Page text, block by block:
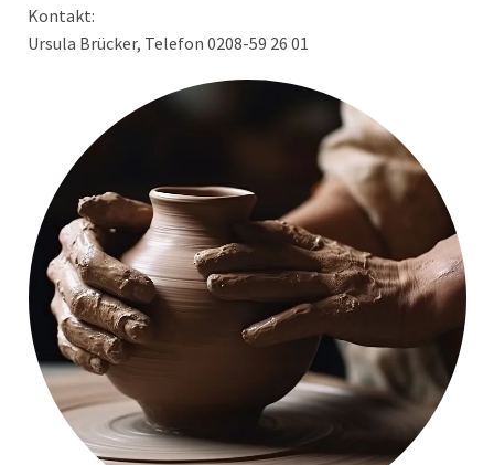
Kontakt:
Ursula Brücker, Telefon 0208-59 26 01